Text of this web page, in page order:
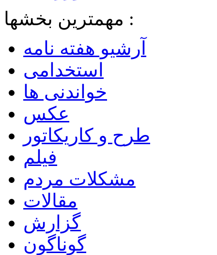
مهمترین بخشها :
آرشیو هفته نامه
استخدامی
خواندنی ها
عکس
طرح و کاریکاتور
فیلم
مشکلات مردم
مقالات
گزارش
گوناگون